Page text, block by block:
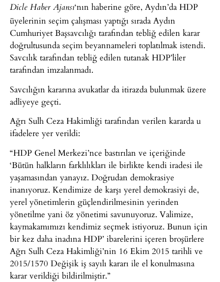
Dicle Haber Ajansı‘nın haberine göre, Aydın’da HDP
üyelerinin seçim çalışması yaptığı sırada Aydın
Cumhuriyet Başsavcılığı tarafından tebliğ edilen karar
doğrultusunda seçim beyannameleri toplatılmak istendi.
Savcılık tarafından tebliğ edilen tutanak HDP’liler
tarafından imzalanmadı.
Savcılığın kararına avukatlar da itirazda bulunmak üzere
adliyeye geçti.
Ağrı Sulh Ceza Hakimliği tarafından verilen kararda u
ifadelere yer verildi:
“HDP Genel Merkezi’nce bastırılan ve içeriğinde
‘Bütün halkların farklılıkları ile birlikte kendi iradesi ile
yaşamasından yanayız. Doğrudan demokrasiye
inanıyoruz. Kendimize de karşı yerel demokrasiyi de,
yerel yönetimlerin güçlendirilmesinin yerinden
yönetilme yani öz yönetimi savunuyoruz. Valimize,
kaymakamımızı kendimiz seçmek istiyoruz. Bunun için
bir kez daha inadına HDP’ ibarelerini içeren broşürlere
Ağrı Sulh Ceza Hakimliği’nin 16 Ekim 2015 tarihli ve
2015/1570 Değişik iş sayılı kararı ile el konulmasına
karar verildiği bildirilmiştir.”